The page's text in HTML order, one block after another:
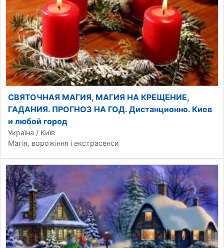
СВЯТОЧНАЯ МАГИЯ, МАГИЯ НА КРЕЩЕНИЕ,
ГАДАНИЯ. ПРОГНОЗ НА ГОД. Дистанционно. Киев
и любой город
Україна / Київ
Магія, ворожіння і екстрасенси